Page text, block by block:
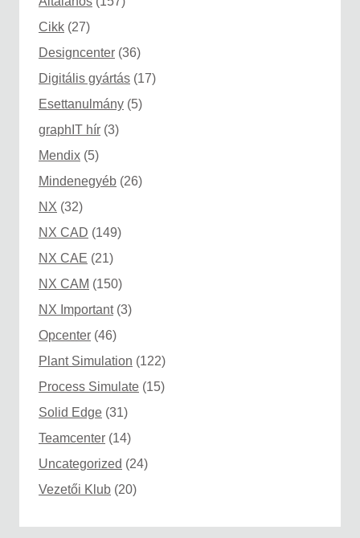
Cikk (27)
Designcenter (36)
Digitális gyártás (17)
Esettanulmány (5)
graphIT hír (3)
Mendix (5)
Mindenegyéb (26)
NX (32)
NX CAD (149)
NX CAE (21)
NX CAM (150)
NX Important(3)
Opcenter (46)
Plant Simulation (122)
Process Simulate (15)
Solid Edge (31)
Teamcenter (14)
Uncategorized (24)
Vezetői Klub (20)